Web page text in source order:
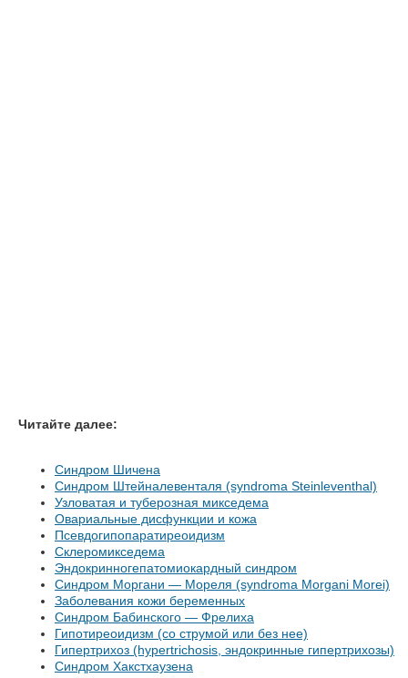
Читайте далее:
Синдром Шичена
Синдром Штейналевенталя (syndroma Steinleventhal)
Узловатая и туберозная микседема
Овариальные дисфункции и кожа
Псевдогипопаратиреоидизм
Склеромикседема
Эндокринногепатомиокардный синдром
Синдром Моргани — Мореля (syndroma Morgani Morei)
Заболевания кожи беременных
Синдром Бабинского — Фрелиха
Гипотиреоидизм (со струмой или без нее)
Гипертрихоз (hypertrichosis, эндокринные гипертрихозы)
Синдром Хакстхаузена